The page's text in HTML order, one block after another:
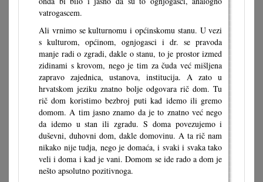
vatrogascem.
Ali vrnimo se kulturnomu i općinskomu stanu. U vezi
s kulturom, općinom, ognjogasci i dr. se pravoda
manje radi o zgradi, dakle o stanu, to je prostor izmed
zidinami s krovom, nego je tim za čuda već mišljena
zapravo zajednica, ustanova, institucija. A zato u
hrvatskom jeziku znatno bolje odgovara rič dom. Tu
rič dom koristimo bezbroj puti kad idemo ili gremo
domom. A tim jasno znamo da je to znatno već nego
da idemo u stan ili zgradu. S doma povezujemo i
duševni, duhovni dom, dakle domovinu. A ta rič nam
nikako nije tudja, nego je domaća, i svaki i svaka tako
veli i doma i kad je vani. Domom se ide rado a dom je
nešto apsolutno pozitivnoga.